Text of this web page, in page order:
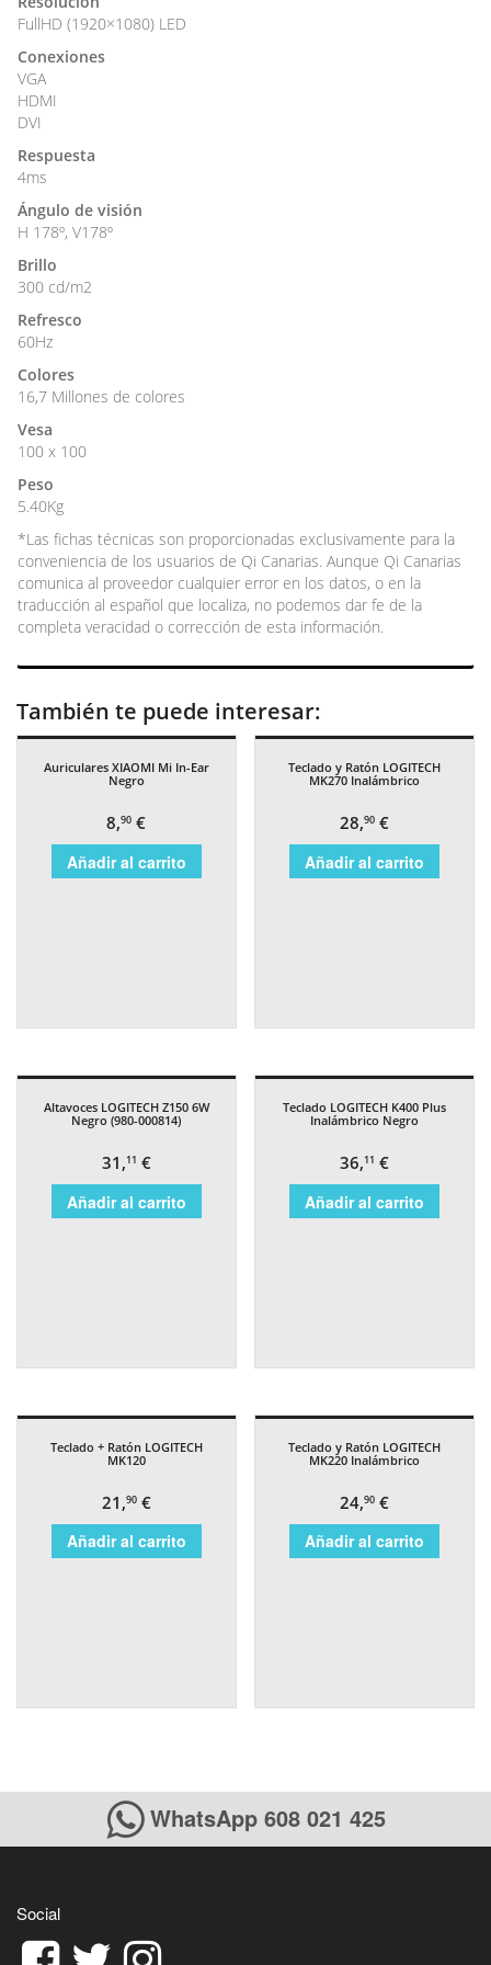
FullHD (1920×1080) LED
Conexiones
VGA
HDMI
DVI
Respuesta
4ms
Ángulo de visión
H 178º, V178º
Brillo
300 cd/m2
Refresco
60Hz
Colores
16,7 Millones de colores
Vesa
100 x 100
Peso
5.40Kg
*Las fichas técnicas son proporcionadas exclusivamente para la
conveniencia de los usuarios de Qi Canarias. Aunque Qi Canarias
comunica al proveedor cualquier error en los datos, o en la
traducción al español que localiza, no podemos dar fe de la
completa veracidad o corrección de esta información.
También te puede interesar:
Auriculares XIAOMI Mi In-Ear
Negro
8,90 €
Añadir al carrito
Teclado y Ratón LOGITECH
MK270 Inalámbrico
28,90 €
Añadir al carrito
Altavoces LOGITECH Z150 6W
Negro (980-000814)
31,11 €
Añadir al carrito
Teclado LOGITECH K400 Plus
Inalámbrico Negro
36,11 €
Añadir al carrito
Teclado + Ratón LOGITECH
MK120
21,90€
Añadir al carrito
Teclado y Ratón LOGITECH
MK220 Inalámbrico
24,90 €
Añadir al carrito
WhatsApp 608 021 425
Social